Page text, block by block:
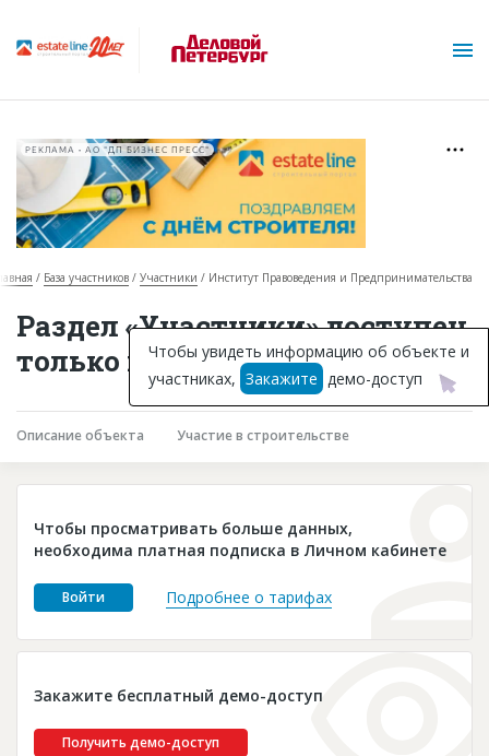
Горячие объекты
База строящихся объектов
Инвестпроекты
Глоссарий
Платные услуги
Пресс-релизы
РЕКЛАМА • АО "ДП БИЗНЕС ПРЕСС"
База участников Участники Институт Правоведения и Предпринимательства
Раздел «Участники» доступен
только подписчикам
Описание объекта Участие в строительстве
Чтобы просматривать больше данных,
необходима платная подписка в Личном кабинете
Войти Подробнее о тарифах
Закажите бесплатный демо-доступ
Получить демо-доступ
Чтобы увидеть информацию об объекте и
участниках, Закажите демо-доступ